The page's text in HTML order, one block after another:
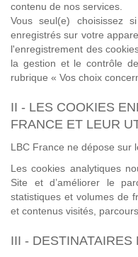
contenu de nos services.
Vous seul(e) choisissez
enregistrés sur votre
l'enregistrement des
la gestion et le contrôle
rubrique « Vos choix
II - LES COOKIES
FRANCE ET LEUR
LBC France ne dépose sur
Les cookies analytiques
Site et d’améliorer le
statistiques et volumes de
et contenus visités,
III - DESTINATAIRES